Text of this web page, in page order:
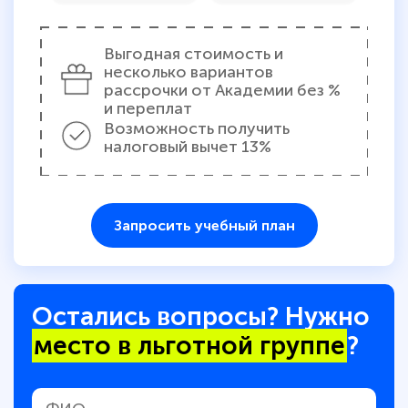
аттестации, проблем не возникло ни на
каком этапе…Выгодная стоимость и
несколько вариантов
рассрочки от Академии без %
и переплат
Возможность получить
налоговый вычет 13%
Запросить учебный план
Остались вопросы? Нужно
место в льготной группе?